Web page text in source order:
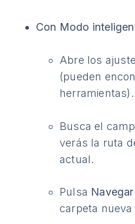
Con Modo
Abre los
(pueden
herramientas).
Busca el
verás la ruta
actual.
Pulsa Navegar
carpeta